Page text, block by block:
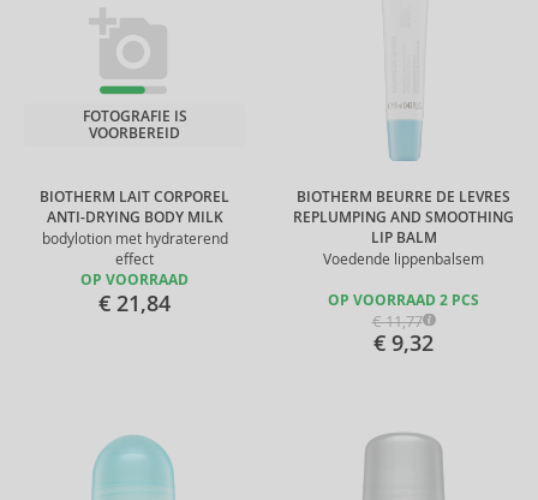
BIOTHERM LAIT CORPOREL
ANTI-DRYING BODY MILK
bodylotion met hydraterend
effect
FOTOGRAFIE IS
VOORBEREID
OP VOORRAAD
€ 21,84
BIOTHERM BEURRE DE LEVRES
REPLUMPING AND SMOOTHING
LIP BALM
Voedende lippenbalsem
OP VOORRAAD 2 PCS
€ 11,77
€ 9,32